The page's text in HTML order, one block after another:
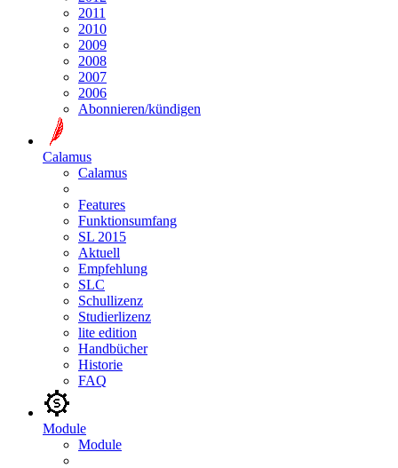
2011
2010
2009
2008
2007
2006
Abonnieren/kündigen
Calamus
Calamus
Features
Funktionsumfang
SL 2015
Aktuell
Empfehlung
SLC
Schullizenz
Studierlizenz
lite edition
Handbücher
Historie
FAQ
Module
Module